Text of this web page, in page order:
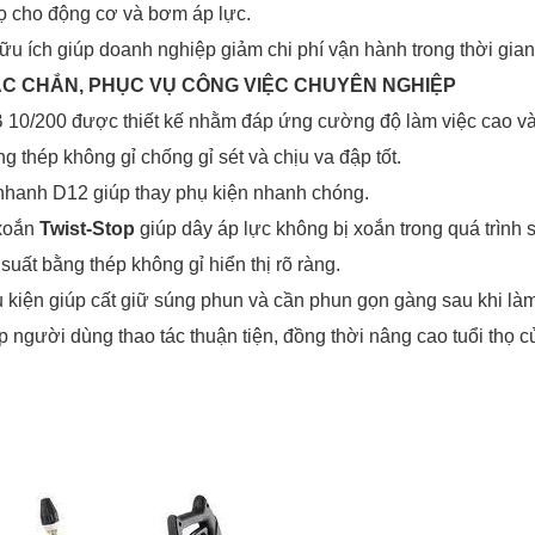
cho động cơ và bơm áp lực.
ích giúp doanh nghiệp giảm chi phí vận hành trong thời
CHẮN, PHỤC VỤ CÔNG VIỆC CHUYÊN NGHIỆP
10/200 được thiết kế nhằm đáp ứng cường độ làm việc cao
thép không gỉ chống gỉ sét và chịu va đập tốt.
D12 giúp thay phụ kiện nhanh chóng.
Twist-Stop giúp dây áp lực không bị xoắn trong quá trình
bằng thép không gỉ hiển thị rõ ràng.
giúp cất giữ súng phun và cần phun gọn gàng sau khi
người dùng thao tác thuận tiện, đồng thời nâng cao tuổi thọ